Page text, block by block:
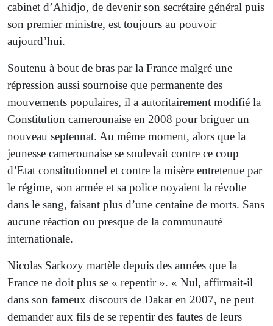
cabinet d’Ahidjo, de devenir son secrétaire général puis
son premier ministre, est toujours au pouvoir
aujourd’hui.
Soutenu à bout de bras par la France malgré une
répression aussi sournoise que permanente des
mouvements populaires, il a autoritairement modifié la
Constitution camerounaise en 2008 pour briguer un
nouveau septennat. Au même moment, alors que la
jeunesse camerounaise se soulevait contre ce coup
d’Etat constitutionnel et contre la misère entretenue par
le régime, son armée et sa police noyaient la révolte
dans le sang, faisant plus d’une centaine de morts. Sans
aucune réaction ou presque de la communauté
internationale.
Nicolas Sarkozy martèle depuis des années que la
France ne doit plus se « repentir ». « Nul, affirmait-il
dans son fameux discours de Dakar en 2007, ne peut
demander aux fils de se repentir des fautes de leurs